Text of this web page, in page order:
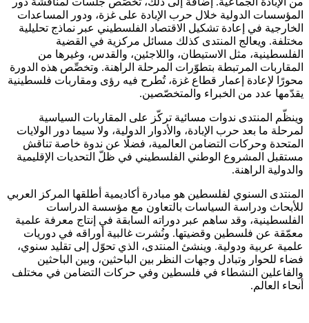
المؤسسات الدولية خلال حرب الإبادة على غزة، ودور المساعدات
الخارجية في إعادة تشكيل الاقتصاد الفلسطيني عبر نماذج تحليلية
مختلفة. ويعالج المنتدى كذلك مسائل مركزية في القضية
الفلسطينية، مثل الاستيطان، واللاجئين، والقدس، وغيرها من
المقاربات المرتبطة بتطوّرات المرحلة الراهنة. وتخصِّص هذه الدورة
محورًا لإعادة إعمار قطاع غزة، تُطرح فيه رؤى ومقاربات فلسطينية
يقدّمها عدد من الخبراء والمتخصّصين.
وينظّم المنتدى ندوات مسائية تركّز على المقاربات السياسية
لمرحلة ما بعد حرب الإبادة، والأدوار الدولية، ولا سيما دور الولايات
المتحدة وحركات التضامن العالمية، فضلًا عن ندوة خاصة تناقش
مستقبل المشروع الوطني الفلسطيني في ظلّ التحديات الإقليمية
والدولية الراهنة.
المنتدى السنوي لفلسطين هو مبادرة أكاديمية أطلقها المركز العربي
للأبحاث ودراسة السياسات بالتعاون مع مؤسسة الدراسات
الفلسطينية، وقد ساهم عبر دوراته السابقة في إنتاج معرفة علمية
معمّقة عن فلسطين وقضيتها. ونُشرت غالبية أوراقه في دوريات
علمية عربية ودولية. وينشئ المنتدى، الذي تحوّل إلى تقليد سنوي،
فضاء للحوار وتبادل وجهات النظر بين الباحثين، وبين الباحثين
والفاعلين النشطاء في فلسطين وفي حركات التضامن في مختلف
أنحاء العالم.